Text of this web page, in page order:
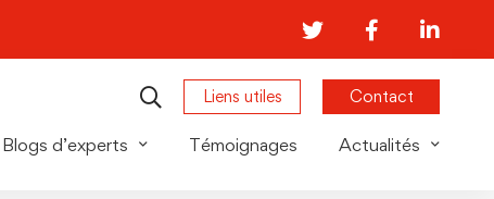
Liens utiles Contact
Blogs d’experts Témoignages Actualités